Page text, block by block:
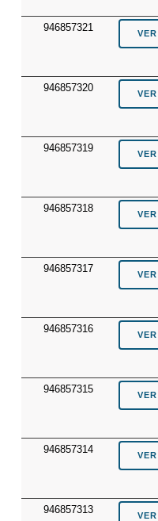
946857321
946857320
946857319
946857318
946857317
946857316
946857315
946857314
946857313